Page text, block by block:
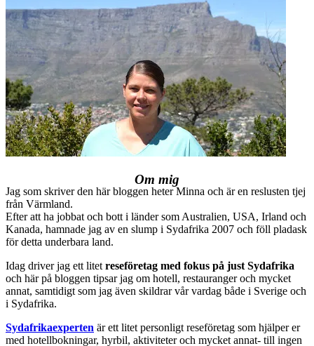
Om mig
Jag som skriver den här bloggen heter Minna och är en reslusten tjej
från Värmland.
Efter att ha jobbat och bott i länder som Australien, USA, Irland och
Kanada, hamnade jag av en slump i Sydafrika 2007 och föll pladask
för detta underbara land.
Idag driver jag ett litet reseföretag med fokus på just Sydafrika
och här på bloggen tipsar jag om hotell, restauranger och mycket
annat, samtidigt som jag även skildrar vår vardag både i Sverige och
i Sydafrika.
Sydafrikaexperten är ett litet personligt reseföretag som hjälper er
med hotellbokningar, hyrbil, aktiviteter och mycket annat- till ingen